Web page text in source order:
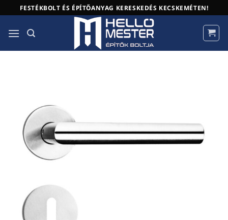
to
content
FESTÉKBOLT ÉS ÉPÍTŐANYAG KERESKEDÉS KECSKEMÉTEN!